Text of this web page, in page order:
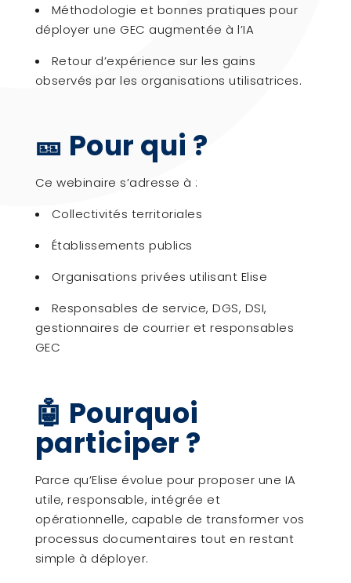
Méthodologie et bonnes pratiques pour
déployer une GEC augmentée à l’IA
Retour d’expérience sur les gains
observés par les organisations utilisatrices.
🎫 Pour qui ?
Ce webinaire s’adresse à :
Collectivités territoriales
Établissements publics
Organisations privées utilisant Elise
Responsables de service, DGS, DSI,
gestionnaires de courrier et responsables
GEC
🤖 Pourquoi
participer ?
Parce qu’Elise évolue pour proposer une IA
utile, responsable, intégrée et
opérationnelle, capable de transformer vos
processus documentaires tout en restant
simple à déployer.